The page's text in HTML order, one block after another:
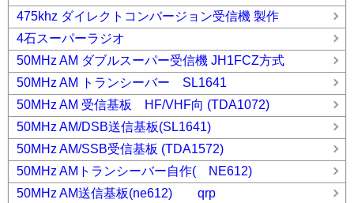
475khz ダイレクトコンバージョン受信機 製作
4石スーパーラジオ
50MHz AM ダブルスーパー受信機 JH1FCZ方式
50MHz AM トランシーバー SL1641
50MHz AM 受信基板 HF/VHF向 (TDA1072)
50MHz AM/DSB送信基板(SL1641)
50MHz AM/SSB受信基板 (TDA1572)
50MHz AMトランシーバー自作( NE612)
50MHz AM送信基板(ne612) qrp